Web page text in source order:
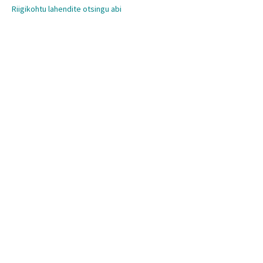
Riigikohtu lahendite otsingu abi